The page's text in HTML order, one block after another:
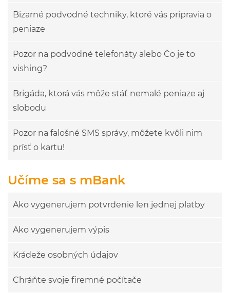
Bizarné podvodné techniky, ktoré vás pripravia o
peniaze
Pozor na podvodné telefonáty alebo Čo je to
vishing?
Brigáda, ktorá vás môže stáť nemalé peniaze aj
slobodu
Pozor na falošné SMS správy, môžete kvôli nim
prísť o kartu!
Učíme sa s mBank
Ako vygenerujem potvrdenie len jednej platby
Ako vygenerujem výpis
Krádeže osobných údajov
Chráňte svoje firemné počítače